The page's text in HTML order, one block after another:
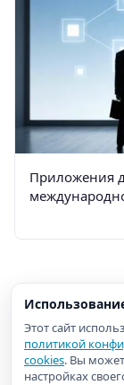
Приложения
Этот сайт
политикой
cookies. Вы
настройках